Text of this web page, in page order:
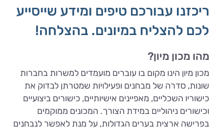
ריכזנו עבורכם טיפים ומידע שייסייע
לכם להצליח במיונים. בהצלחה!
מהו מכון מיון?
מכון מיון הינו מקום בו עוברים מועמדים למשרות בחברות
שונות, סדרה של מבחנים ופעילויות שמטרתן לבדוק את
כישוריו השכליים, מאפיינים אישיותיים, כישורים ביצועיים
וכישורים ניהוליים במידת הצורך. המכונים ממוקמים
בפרישה ארצית בערים הגדולות, על מנת לאפשר לנבחנים